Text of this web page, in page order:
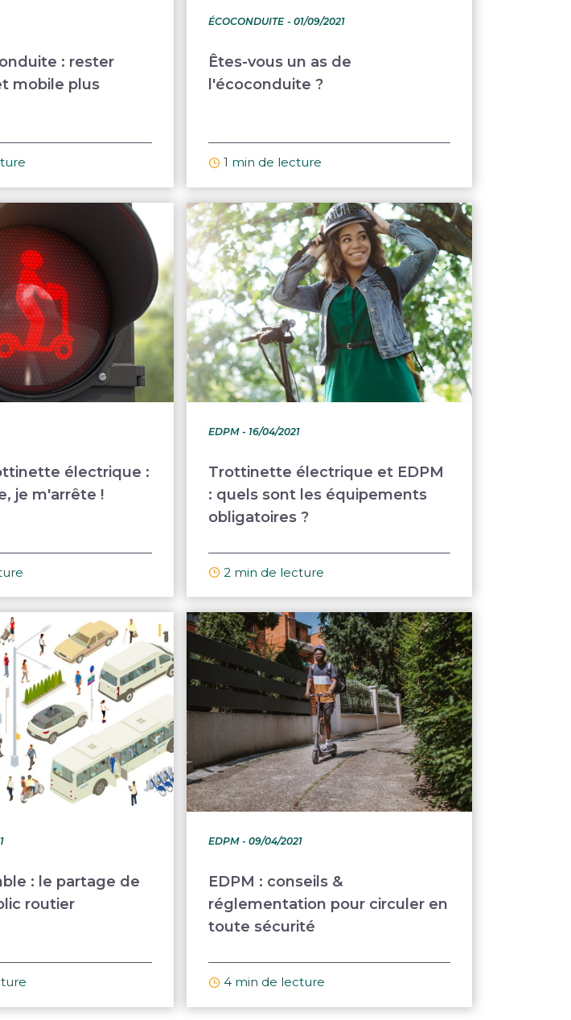
: rester
mobile plus
ÉCOCONDUITE - 01/09/2021
Êtes-vous un as de
l'écoconduite ?
1 min de lecture
électrique :
je m'arrête !
EDPM - 16/04/2021
Trottinette électrique et EDPM
: quels sont les équipements
obligatoires ?
2 min de lecture
: le partage de
routier
EDPM - 09/04/2021
EDPM : conseils &
réglementation pour circuler en
toute sécurité
4 min de lecture